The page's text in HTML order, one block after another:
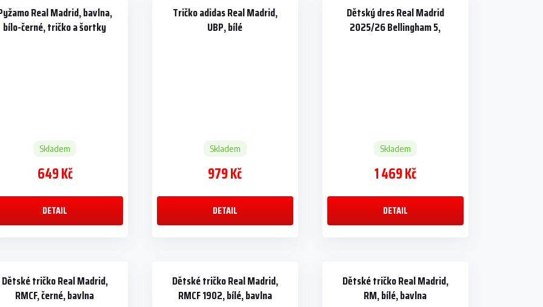
Real Madrid, bavlna,
bílo-černé, tričko a šortky
Skladem
649 Kč
DETAIL
Tričko adidas Real Madrid,
UBP, bílé
Skladem
979 Kč
DETAIL
Dětský dres Real Madrid
2025/26 Bellingham 5,
Skladem
1 469 Kč
DETAIL
Dětské tričko Real Madrid,
RMCF, černé, bavlna
Dětské tričko Real Madrid,
RMCF 1902, bílé, bavlna
Dětské tričko Real Madrid,
RM, bílé, bavlna